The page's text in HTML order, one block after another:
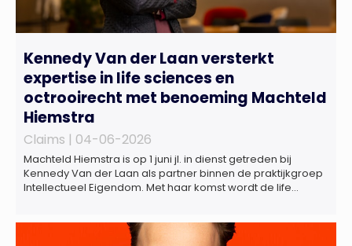
Kennedy Van der Laan versterkt
expertise in life sciences en
octrooirecht met benoeming Machteld
Hiemstra
Claims | 04-06-2026
Machteld Hiemstra is op 1 juni jl. in dienst getreden bij
Kennedy Van der Laan als partner binnen de praktijkgroep
Intellectueel Eigendom. Met haar komst wordt de life
gespecialiseerd in nationale en internationale wet- en